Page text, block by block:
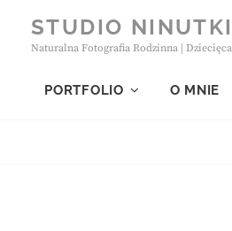
STUDIO NINUTKI
Naturalna Fotografia Rodzinna |
PORTFOLIO O MNIE